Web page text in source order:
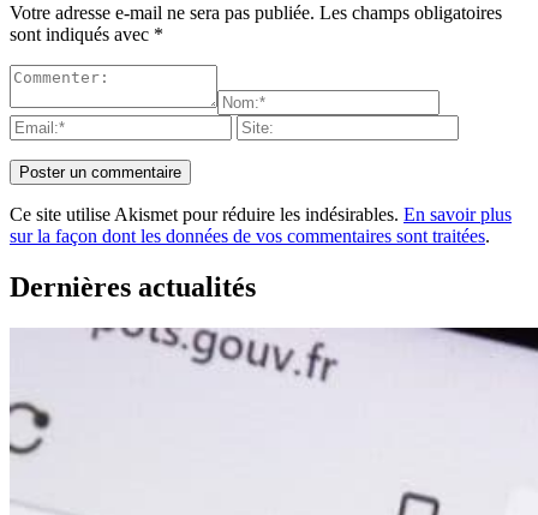
Votre adresse e-mail ne sera pas publiée. Les champs obligatoires
sont indiqués avec *
Ce site utilise Akismet pour réduire les indésirables. En savoir plus
sur la façon dont les données de vos commentaires sont traitées.
Dernières actualités